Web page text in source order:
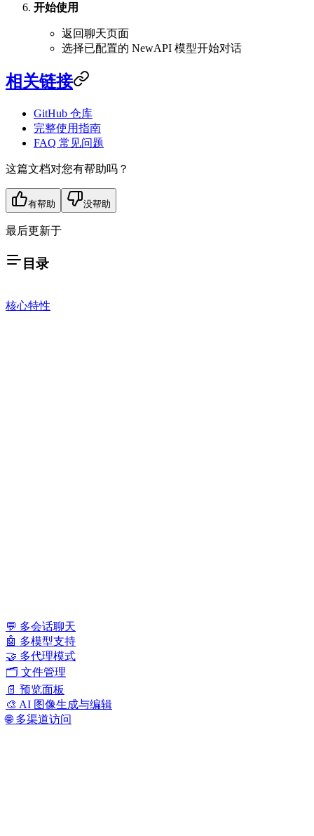
开始使用
返回聊天页面
选择已配置的 NewAPI 模型开始对话
相关链接
GitHub 仓库
完整使用指南
FAQ 常见问题
这篇文档对您有帮助吗？
有帮助 没帮助
最后更新于
目录
核心特性
💬 多会话聊天
🤖 多模型支持
🤝 多代理模式
🗂️ 文件管理
📄 预览面板
🎨 AI 图像生成与编辑
🌐 多渠道访问